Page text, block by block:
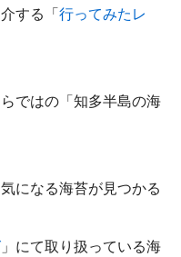
する「行ってみたレ
ではの「知多半島の海
になる海苔が見つかる
」にて取り扱っている海